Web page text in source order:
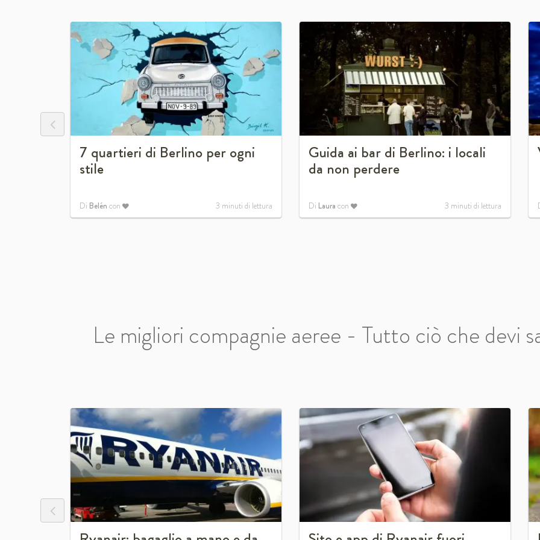
7 quartieri di Berlino per ogni
stile
Di Belén con 3 minuti di lettura
Guida ai bar di Berlino: i locali
da non perdere
Di Laura con 3 minuti di lettura
Le migliori compagnie aeree - Tutto ciò che devi